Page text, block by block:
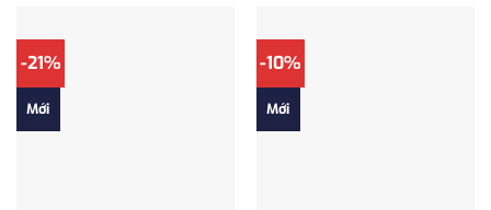
-21%
Mới
-10%
Mới